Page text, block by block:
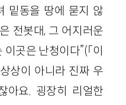
밑동을 땅에 묻지 않
전봇대, 그 어지러운
곳은 난청이다”(「이
상이 아니라 진짜 우
아요. 굉장히 리얼한